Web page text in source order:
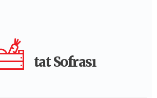
tat Sofrası